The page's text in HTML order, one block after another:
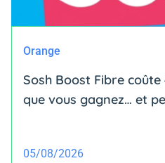
Orange
Sosh Boost Fibre
que vous gagnez… et
05/08/2026